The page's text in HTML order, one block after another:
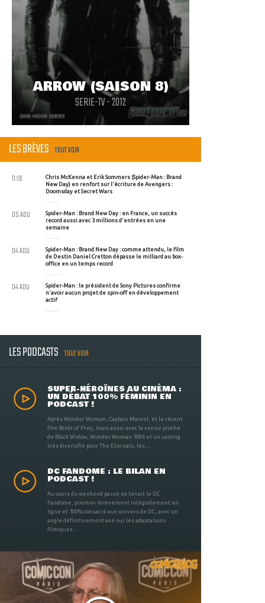
ARROW (SAISON 8)
SERIE-TV - 2012
LES BRÈVES TOUT VOIR
Chris McKenna et Erik Sommers (Spider-Man : Brand
New Day) en renfort sur l'écriture de Avengers :
Doomsday et Secret Wars
11:19
Spider-Man : Brand New Day : en France, un succès
record aussi avec 3 millions d'entrées en une
semaine
05 AOU
Spider-Man : Brand New Day : comme attendu, le film
de Destin Daniel Cretton dépasse le milliard au box-
office en un temps record
04 AOU
Spider-Man : le président de Sony Pictures confirme
n'avoir aucun projet de spin-off en développement
actif
04 AOU
LES PODCASTS TOUT VOIR
SUPER-HÉROÏNES AU CINÉMA :
UN DÉBAT 100% FÉMININ EN
PODCAST !
Après Wonder Woman, Captain Marvel, et le récent
film Birds of Prey, mais aussi avec la venue proche
de Black Widow, Wonder Woman 1984 et un casting
très diversifié pour The Eternals, les ...
DC FANDOME : LE BILAN EN
PODCAST !
Au cours du weekend passé se tenait le DC
Fandome, premier évènement intégralement en
ligne et 100% consacré aux univers de DC, avec un
angle définitivement axé sur les adaptations
filmiques ...